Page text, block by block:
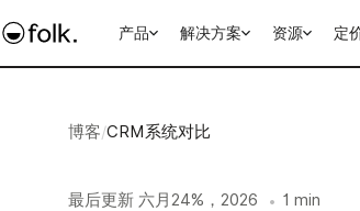
产品 解决方案 资源 定
博客/CRM系统对比
最后更新 六月24%，2026 • 1 min